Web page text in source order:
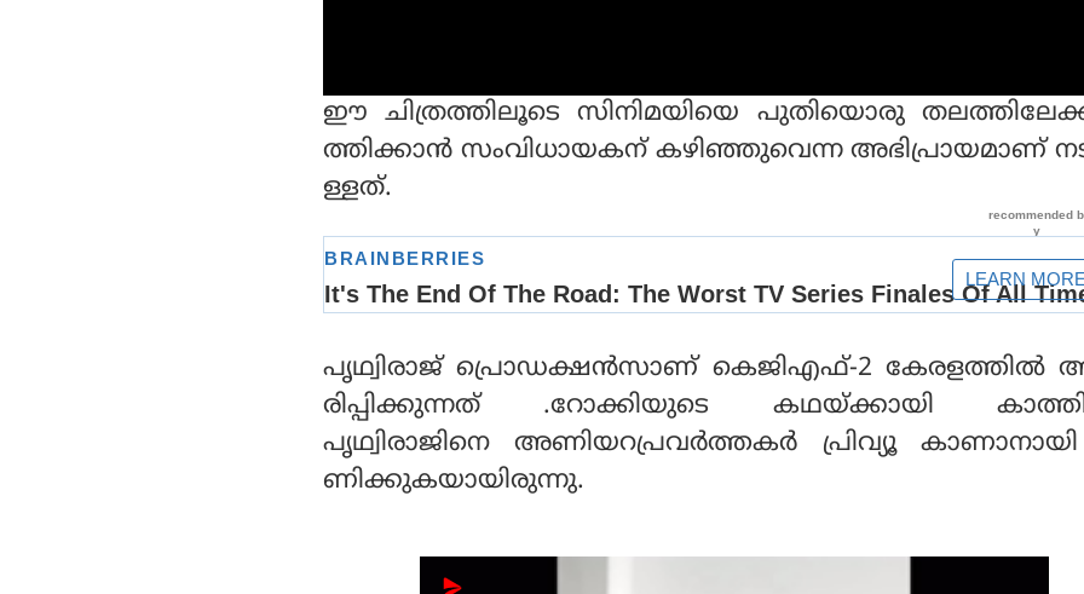
ഈ ചിത്രത്തിലൂടെ സിനിമയിയെ പുതിയൊരു
ത്തിക്കാന്‍ സംവിധായകന് കഴിഞ്ഞുവെന്ന അഭിപ്രായമാണ്
ള്ളത്.
പൃഥ്വിരാജ് പ്രൊഡക്ഷന്‍സാണ് കെജിഎഫ്-2 കേരളത്തില്‍
രിപ്പിക്കുന്നത് .റോക്കിയുടെ കഥയ്ക്കായി
പൃഥ്വിരാജിനെ അണിയറപ്രവര്‍ത്തകര്‍ പ്രിവ്യൂ
ണിക്കുകയായിരുന്നു.